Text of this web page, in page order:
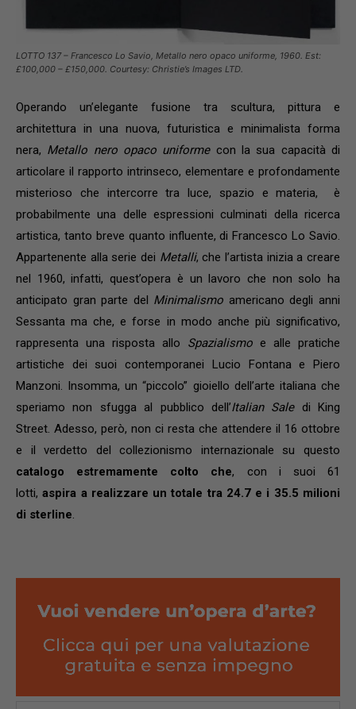
LOTTO 137 – Francesco Lo Savio, Metallo nero opaco uniforme, 1960. Est:
£100,000 – £150,000. Courtesy: Christie’s Images LTD.
Operando un’elegante fusione tra scultura, pittura e
architettura in una nuova, futuristica e minimalista forma
nera, Metallo nero opaco uniformecon la sua capacità di
articolare il rapporto intrinseco, elementare e profondamente
misterioso che intercorre tra luce, spazio e materia, è
probabilmente una delle espressioni culminati della ricerca
artistica, tanto breve quanto influente, di Francesco Lo Savio.
Appartenente alla serie dei Metalli, che l’artista inizia a creare
nel 1960, infatti, quest’opera è un lavoro che non solo ha
anticipato gran parte del Minimalismo americano degli anni
Sessanta ma che, e forse in modo anche più significativo,
rappresenta una risposta allo Spazialismo e alle pratiche
artistiche dei suoi contemporanei Lucio Fontana e Piero
Manzoni. Insomma, un “piccolo” gioiello dell’arte italiana che
speriamo non sfugga al pubblico dell’Italian Saledi King
Street. Adesso, però, non ci resta che attendere il 16 ottobre
e il verdetto del collezionismo internazionale su questo
catalogo estremamente colto che, con i suoi 61
lotti,aspira a realizzare un totale tra 24.7 e i 35.5 milioni
di sterline.